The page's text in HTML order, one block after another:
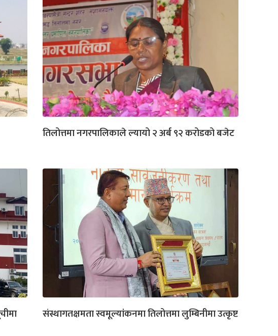
तिलोत्तमा नगरपालिकाले ल्यायो २ अर्ब ९२ करोडको बजेट
संस्थागतक्षमता स्वमूल्यांकनमा तिलोत्तमा लुम्बिनीमा उत्कृष्ट